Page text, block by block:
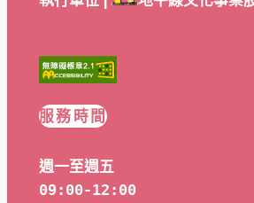
服務時間
週一至週五
09:00-12:00